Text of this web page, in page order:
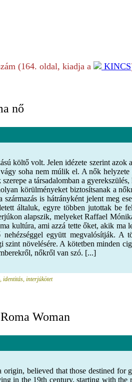
(164. oldal, kiadja a KINCS
nő
költő volt. Jelen idézete szerint
soha nem múlik el. A nők
a társadalomban a
körülményeket biztosítsanak a
származás is hátrányként jelent meg
általuk, egyre többen jutottak be
alapszik, melyeket Raffael
kultúra, ami azzá tette őket, akik
együtt megvalósítják.
szint növelésére. A kötetben minden
nőkről van szó. [...]
identitás, interjúkötet
Woman
believed that those destined for
in the 19th century, starting with